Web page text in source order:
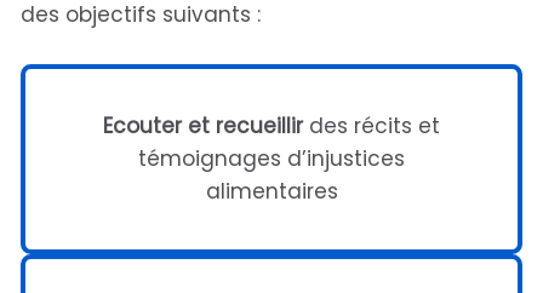
des objectifs suivants :
Ecouter et recueillirdes récits et
témoignages d’injustices
alimentaires